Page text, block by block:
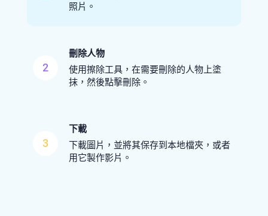
照片。
2
刪除人物
使用擦除工具，在需要刪除的人物上塗
抹，然後點擊刪除。
3
下載
下載圖片，並將其保存到本地檔夾，或者
用它製作影片。